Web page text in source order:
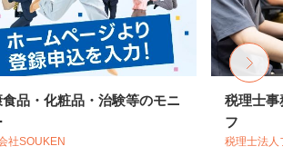
品・化粧品・治験等のモニ
社SOUKEN
税理士事
フ
税理士法人